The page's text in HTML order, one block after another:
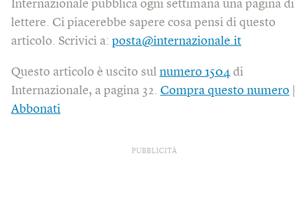
Internazionale pubblica ogni settimana una pagina di
lettere. Ci piacerebbe sapere cosa pensi di questo
articolo. Scrivici a: posta@internazionale.it
Questo articolo è uscito sul numero 1504 di
Internazionale, a pagina 32. Compra questo numero
Abbonati
PUBBLICITÀ